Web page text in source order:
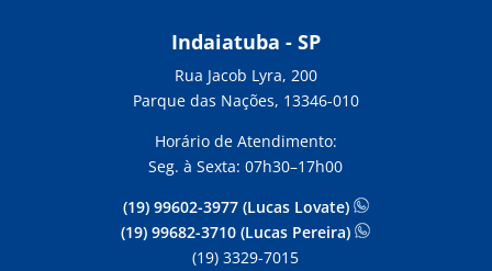
Indaiatuba - SP
Rua Jacob Lyra, 200
Parque das Nações, 13346-010
Horário de Atendimento:
Seg. à Sexta: 07h30–17h00
(19) 99602-3977 (Lucas Lovate)
(19) 99682-3710 (Lucas Pereira)
(19) 3329-7015